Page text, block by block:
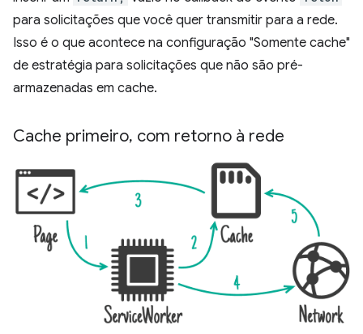
para solicitações que você quer transmitir para a rede.
Isso é o que acontece na configuração "Somente cache"
de estratégia para solicitações que não são pré-
armazenadas em cache.
Cache primeiro, com retorno à rede